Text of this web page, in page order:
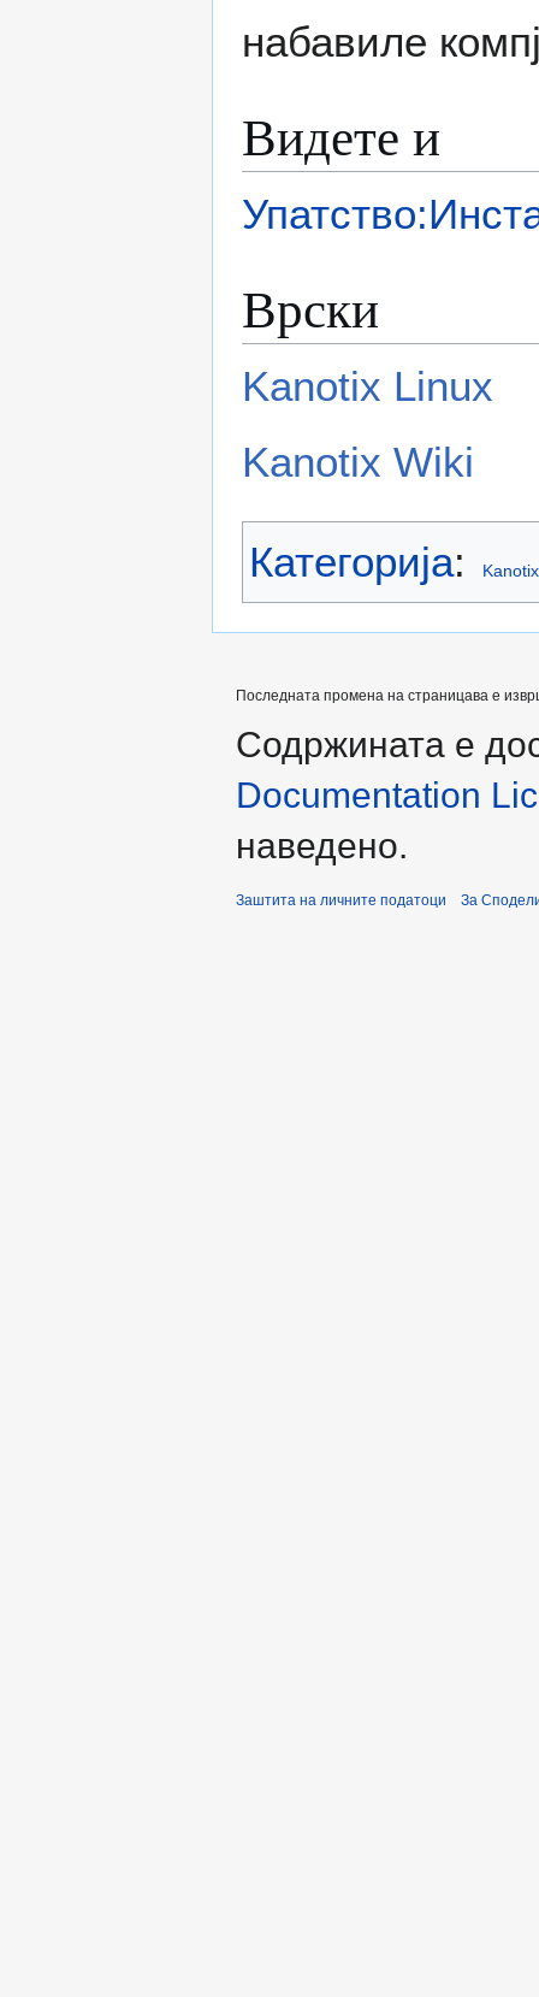
набавиле
Видете и
Врски
Kanotix Linux
Kanotix Wiki
Категорија: Kanotix
Последната промена на страницава е
Содржината е
Documentation
наведено.
Заштита на личните податоци За